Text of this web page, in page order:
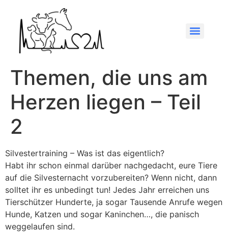
Themen, die uns am
Herzen liegen – Teil
2
Silvestertraining – Was ist das eigentlich?
Habt ihr schon einmal darüber nachgedacht, eure Tiere
auf die Silvesternacht vorzubereiten? Wenn nicht, dann
solltet ihr es unbedingt tun! Jedes Jahr erreichen uns
Tierschützer Hunderte, ja sogar Tausende Anrufe wegen
Hunde, Katzen und sogar Kaninchen…, die panisch
weggelaufen sind.